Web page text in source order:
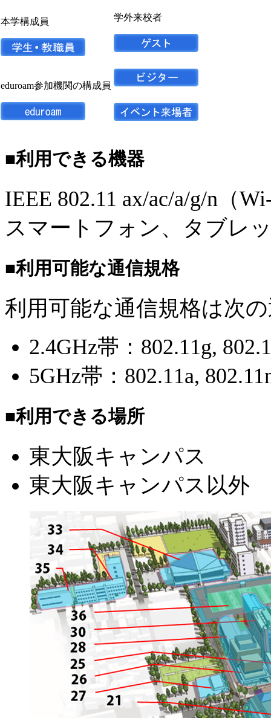
本学構成員 学外来校者
eduroam参加機関の構成員
■利用できる機器
IEEE 802.11 ax/ac/a/g/n（
スマートフォン、タブレ
■利用可能な通信規格
利用可能な通信規格は次
2.4GHz帯：802.11g,
5GHz帯：802.11a,
■利用できる場所
東大阪キャンパス
東大阪キャンパス以外